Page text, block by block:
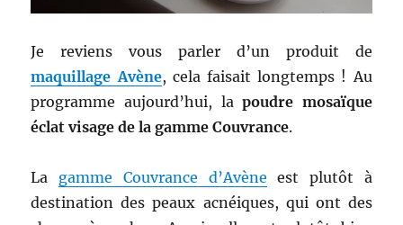
Je reviens vous parler d’un produit de
maquillage Avène, cela faisait longtemps ! Au
programme aujourd’hui, lapoudre mosaïque
éclat visage de la gamme Couvrance.
La gamme Couvrance d’Avène est plutôt à
destination des peaux acnéiques, qui ont des